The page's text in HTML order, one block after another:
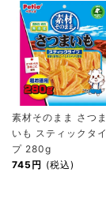
素材そのまま さつま
いも スティックタイ
プ 280g
745円 (税込)